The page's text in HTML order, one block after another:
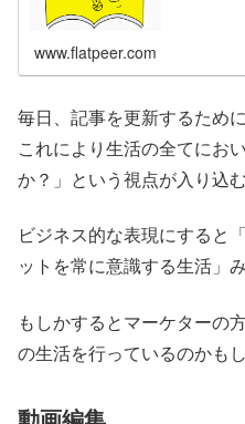
www.flatpeer.com
毎日、記事を更新するため
これにより生活の全てにお
か？」という視点が入り込
ビジネス的な表現にすると
ットを常に意識する生活」
もしかするとマーケターの
の生活を行っているのかも